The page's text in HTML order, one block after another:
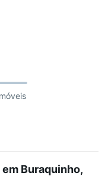
Buraquinho,